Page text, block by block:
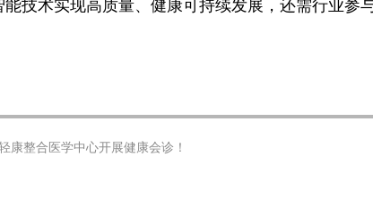
技术实现高质量、健康可持续发展，还需行业参
康整合医学中心开展健康会诊！